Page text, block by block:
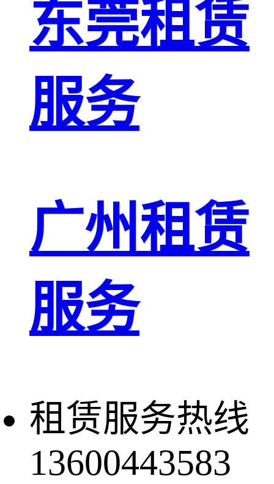
东莞租赁
服务
广州租赁
服务
租赁服务热线
13600443583